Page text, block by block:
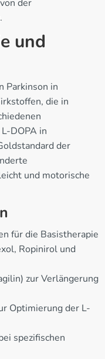
der
und
Parkinson in
die in
DOPA in
der
und motorische
für die Basistherapie
Ropinirol und
zur Verlängerung
Optimierung der L-
spezifischen